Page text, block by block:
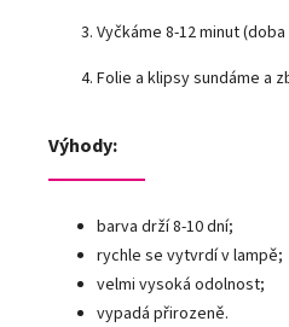
Vyčkáme 8-12 minut
Folie a klipsy sundáme a
Výhody:
barva drží 8-10 dní;
rychle se vytvrdí v lampě;
velmi vysoká odolnost;
vypadá přirozeně.